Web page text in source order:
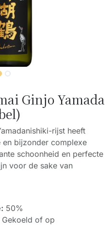
Ginjo Yamada
rijst heeft
en bijzonder complexe
schoonheid en perfecte
voor de sake van
50%
Gekoeld of op